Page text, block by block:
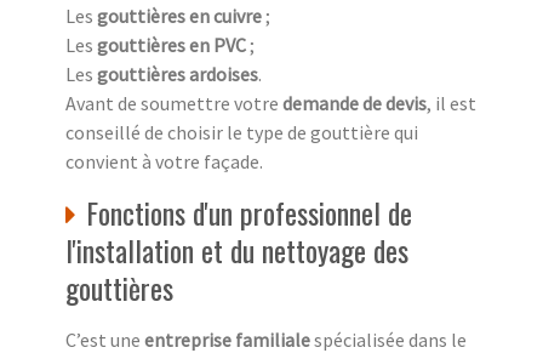
Les gouttières en cuivre ;
Les gouttières en PVC ;
Les gouttières ardoises.
Avant de soumettre votre demande de devis, il est
conseillé de choisir le type de gouttière qui
convient à votre façade.
Fonctions d'un professionnel de
l'installation et du nettoyage des
gouttières
C’est une entreprise familialespécialisée dans le